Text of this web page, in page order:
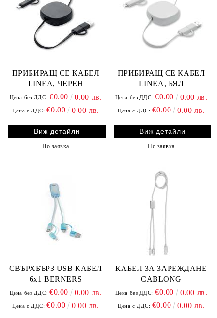
ПРИБИРАЩ СЕ КАБЕЛ
LINEA, ЧЕРЕН
Цена без ДДС: €0.00 0.00 лв.
Цена с ДДС: €0.00 0.00 лв.
Виж детайли
По заявка
ПРИБИРАЩ СЕ КАБЕЛ
LINEA, БЯЛ
Цена без ДДС: €0.00 0.00 лв.
Цена с ДДС: €0.00 0.00 лв.
Виж детайли
По заявка
СВЪРХБЪРЗ USB КАБЕЛ
6х1 BERNERS
Цена без ДДС: €0.00 0.00 лв.
Цена с ДДС: €0.00 0.00 лв.
КАБЕЛ ЗА ЗАРЕЖДАНЕ
CABLONG
Цена без ДДС: €0.00 0.00 лв.
Цена с ДДС: €0.00 0.00 лв.